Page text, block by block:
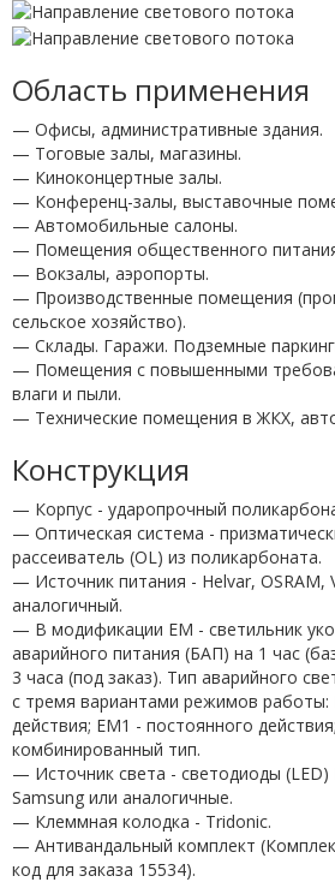
Область применения
— Офисы, административные здания.
— Тоговые залы, магазины.
— Киноконцертные залы.
— Конференц-залы, выставочные
— Автомобильные салоны.
— Помещения общественного
— Вокзалы, аэропорты.
— Производственные помещения
сельское хозяйство).
— Склады. Гаражи. Подземные
— Помещения с повышенными
влаги и пыли.
— Технические помещения в ЖКХ,
Конструкция
— Корпус - ударопрочный
— Оптическая система -
рассеиватель (OL) из поликарбоната.
— Источник питания - Helvar, OSRAM,
аналогичный.
— В модификации EM - светильник
аварийного питания (БАП) на 1 час
3 часа (под заказ). Тип аварийного
с тремя вариантами режимов работы:
действия; EM1 - постоянного
комбинированный тип.
— Источник света - светодиоды (LED)
Samsung или аналогичные.
— Клеммная колодка - Tridonic.
— Антивандальный комплект
код для заказа 15534).